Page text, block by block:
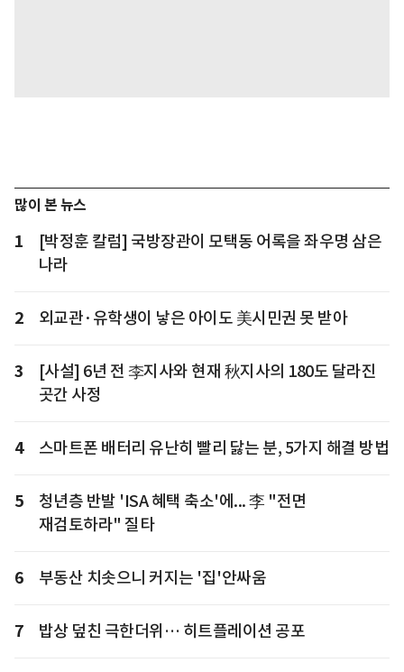
많이 본 뉴스
1
[박정훈 칼럼] 국방장관이 모택동 어록을 좌우명 삼은
나라
2 외교관·유학생이 낳은 아이도 美시민권 못 받아
3
[사설] 6년 전 李지사와 현재 秋지사의 180도 달라진
곳간 사정
4 스마트폰 배터리 유난히 빨리 닳는 분, 5가지 해결 방법
5
청년층 반발 'ISA 혜택 축소'에... 李 "전면
재검토하라" 질타
6 부동산 치솟으니 커지는 '집'안싸움
7 밥상 덮친 극한더위… 히트플레이션 공포